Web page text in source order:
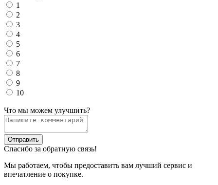
1
2
3
4
5
6
7
8
9
10
Что мы можем улучшить?
Отправить
Спасибо за обратную связь!
Мы работаем, чтобы предоставить вам лучший сервис и
впечатление о покупке.